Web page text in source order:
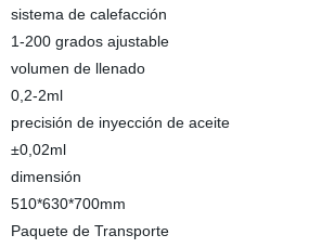
sistema de calefacción
1-200 grados ajustable
volumen de llenado
0,2-2ml
precisión de inyección de aceite
±0,02ml
dimensión
510*630*700mm
Paquete de Transporte